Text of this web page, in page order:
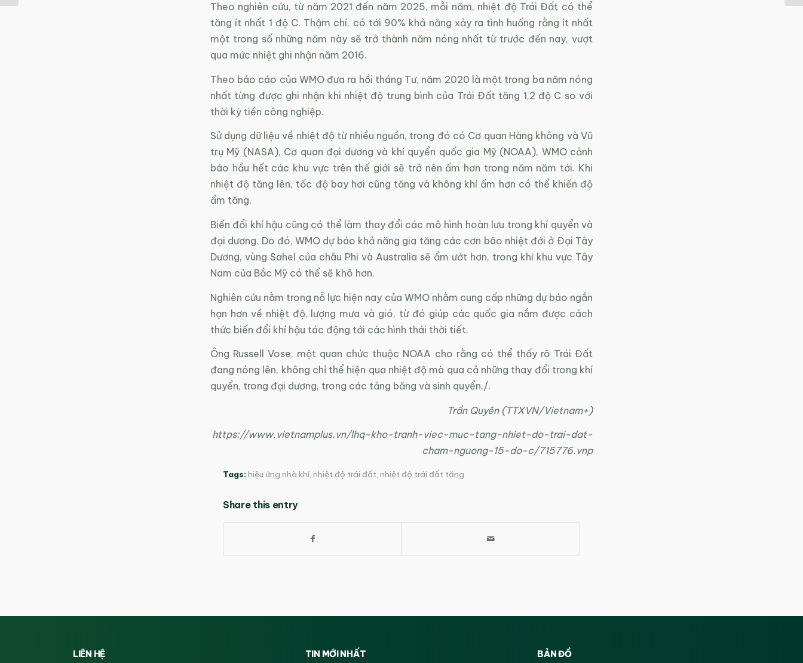
Theo nghiên cứu, từ năm 2021 đến năm 2025, mỗi năm, nhiệt độ Trái Đất có thể
tăng ít nhất 1 độ C. Thậm chí, có tới 90% khả năng xảy ra tình huống rằng ít nhất
một trong số những năm này sẽ trở thành năm nóng nhất từ trước đến nay, vượt
qua mức nhiệt ghi nhận năm 2016.
Theo báo cáo của WMO đưa ra hồi tháng Tư, năm 2020 là một trong ba năm nóng
nhất từng được ghi nhận khi nhiệt độ trung bình của Trái Đất tăng 1,2 độ C so với
thời kỳ tiền công nghiệp.
Sử dụng dữ liệu về nhiệt độ từ nhiều nguồn, trong đó có Cơ quan Hàng không và Vũ
trụ Mỹ (NASA), Cơ quan đại dương và khí quyển quốc gia Mỹ (NOAA), WMO cảnh
báo hầu hết các khu vực trên thế giới sẽ trở nên ấm hơn trong năm năm tới. Khi
nhiệt độ tăng lên, tốc độ bay hơi cũng tăng và không khí ấm hơn có thể khiến độ
ẩm tăng.
Biến đổi khí hậu cũng có thể làm thay đổi các mô hình hoàn lưu trong khí quyển và
đại dương. Do đó, WMO dự báo khả năng gia tăng các cơn bão nhiệt đới ở Đại Tây
Dương, vùng Sahel của châu Phi và Australia sẽ ẩm ướt hơn, trong khi khu vực Tây
Nam của Bắc Mỹ có thể sẽ khô hơn.
Nghiên cứu nằm trong nỗ lực hiện nay của WMO nhằm cung cấp những dự báo ngắn
hạn hơn về nhiệt độ, lượng mưa và gió, từ đó giúp các quốc gia nắm được cách
thức biến đổi khí hậu tác động tới các hình thái thời tiết.
Ông Russell Vose, một quan chức thuộc NOAA cho rằng có thể thấy rõ Trái Đất
đang nóng lên, không chỉ thể hiện qua nhiệt độ mà qua cả những thay đổi trong khí
quyển, trong đại dương, trong các tảng băng và sinh quyển./.
Trần Quyên (TTXVN/Vietnam+)
https://www.vietnamplus.vn/lhq-kho-tranh-viec-muc-tang-nhiet-do-trai-dat-
cham-nguong-15-do-c/715776.vnp
Tags:hiệu ứng nhà khí, nhiệt độ trái đất, nhiệt độ trái đất tăng
Share this entry
LIÊN HỆ TIN MỚI NHẤT BẢN ĐỒ